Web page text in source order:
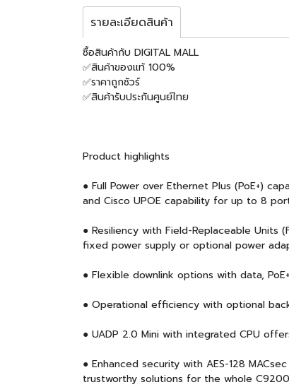
รายละเอียดสินค้า
ซื้อสินค้ากับ DIGITAL MALL
✅สินค้าของแท้ 100%
✅ราคาถูกชัวร์
✅สินค้ารับประกันศูนย์ไทย
Product highlights
● Full Power over Ethernet Plus (PoE+)
and Cisco UPOE capability for up to 8
● Resiliency with Field-Replaceable
fixed power supply or optional power
● Flexible downlink options with data,
● Operational efficiency with optional
● UADP 2.0 Mini with integrated CPU
● Enhanced security with AES-128
trustworthy solutions for the whole